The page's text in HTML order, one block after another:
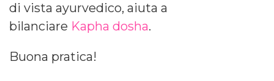
di vista ayurvedico, aiuta a
bilanciare Kapha dosha.
Buona pratica!